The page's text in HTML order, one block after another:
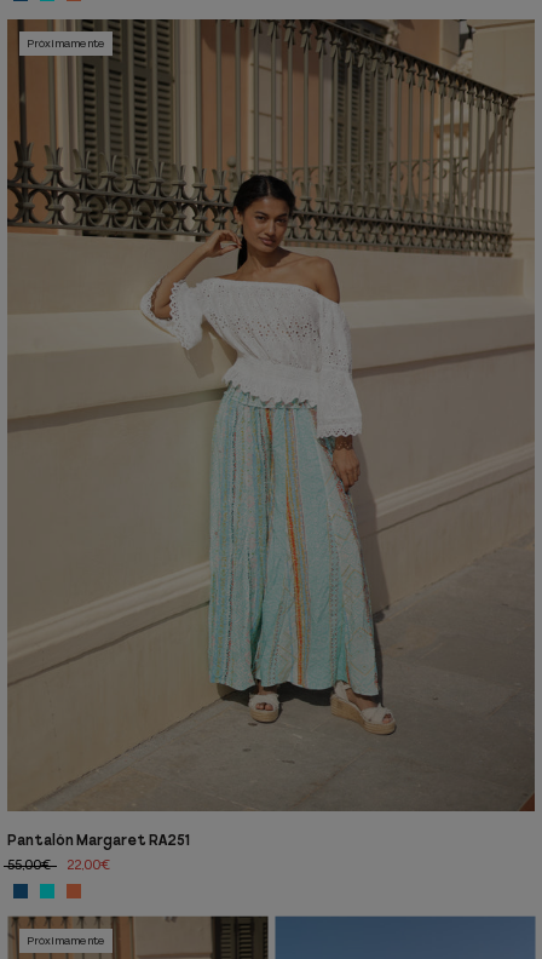
Próximamente
Pantalón Margaret RA251
55,00€
22,00€
Próximamente